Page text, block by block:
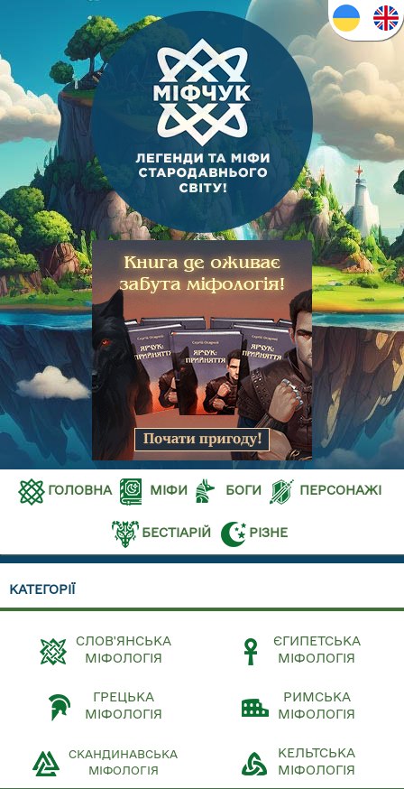
ГОЛОВНА МІФИ БОГИ ПЕРСОНАЖІ
БЕСТІАРІЙ РІЗНЕ
КАТЕГОРІЇ
СЛОВ'ЯНСЬКА
МІФОЛОГІЯ
ЄГИПЕТСЬКА
МІФОЛОГІЯ
ГРЕЦЬКА
МІФОЛОГІЯ
РИМСЬКА
МІФОЛОГІЯ
СКАНДИНАВСЬКА
МІФОЛОГІЯ
КЕЛЬТСЬКА
МІФОЛОГІЯ